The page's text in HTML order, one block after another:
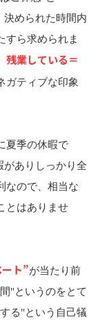
められた時間内
すら求められま
残業している＝
ガティブな印象
夏季の休暇で
ありしっかり全
なので、相当な
とはありませ
ト”が当たり前
"というのをとて
る"という自己犠